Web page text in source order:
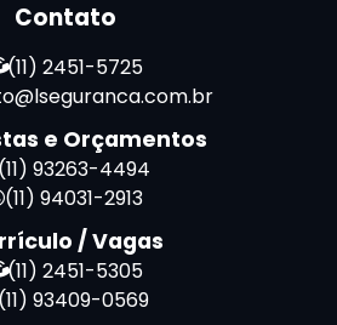
Contato
(11) 2451-5725
e Orçamentos
93263-4494
(11) 94031-2913
/ Vagas
(11) 2451-5305
(11) 93409-0569